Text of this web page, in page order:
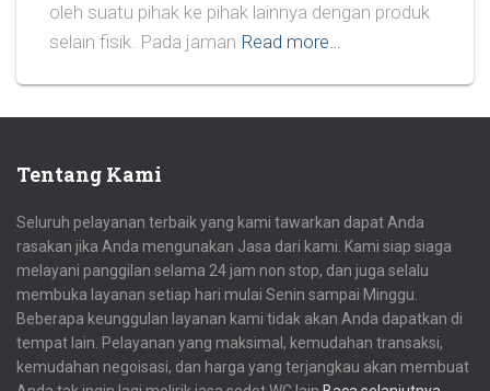
oleh suatu pihak ke pihak lainnya dengan produk
selain fisik. Pada jaman Read more…
Tentang Kami
Seluruh pelayanan terbaik yang kami tawarkan dapat Anda
rasakan jika Anda mengunakan Jasa dari kami. Kami siap siaga
melayani panggilan selama 24 jam non stop, dan juga selalu
membuka layanan setiap hari mulai Senin sampai Minggu.
Beberapa keunggulan layanan kami tidak akan Anda dapatkan di
tempat lain. Pelayanan yang maksimal, kemudahan transaksi,
kemudahan negoisasi, dan harga yang terjangkau akan membuat